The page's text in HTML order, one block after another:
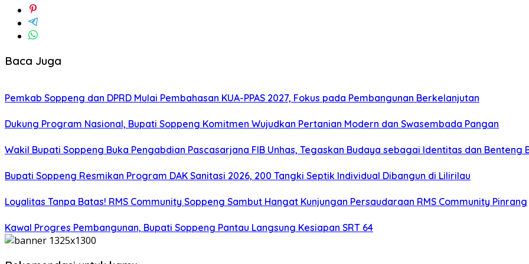
Baca Juga
Pemkab Soppeng dan DPRD Mulai Pembahasan KUA-PPAS 2027, Fokus pada Pembangunan Berkelanjutan
Dukung Program Nasional, Bupati Soppeng Komitmen Wujudkan Pertanian Modern dan Swasembada Pangan
Wakil Bupati Soppeng Buka Pengabdian Pascasarjana FIB Unhas, Tegaskan Budaya sebagai Identitas dan Benteng
Bupati Soppeng Resmikan Program DAK Sanitasi 2026, 200 Tangki Septik Individual Dibangun di Lilirilau
Loyalitas Tanpa Batas! RMS Community Soppeng Sambut Hangat Kunjungan Persaudaraan RMS Community Pinrang
Kawal Progres Pembangunan, Bupati Soppeng Pantau Langsung Kesiapan SRT 64